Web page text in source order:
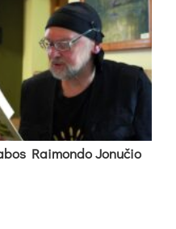
Rai­mon­do Jo­nu­čio